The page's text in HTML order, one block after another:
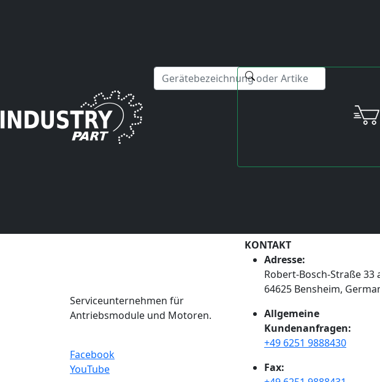
Neues
Yaskawa-
Seit kurzem
Serviceunternehmen für
Antriebsmodule und Motoren.
Facebook
YouTube
KONTAKT
Adresse:
Robert-Bosch-Straße 33
64625 Bensheim,
Allgemeine
Kundenanfragen:
+49 6251 9888430
Fax: